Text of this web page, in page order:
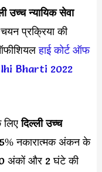
उच्च न्यायिक सेवा
प्रक्रिया की
हाई कोर्ट ऑफ
Bharti 2022
दिल्ली उच्च
नकारात्मक अंकन के
अंकों और 2 घंटे की